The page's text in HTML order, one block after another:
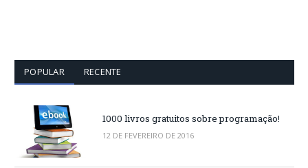
POPULAR RECENTE
1000 livros gratuitos sobre programação!
12 DE FEVEREIRO DE 2016